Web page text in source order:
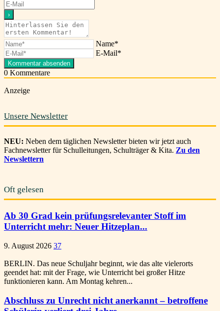
Name*
E-Mail*
0 Kommentare
Anzeige
Unsere Newsletter
NEU: Neben dem täglichen Newsletter bieten wir jetzt auch
Fachnewsletter für Schulleitungen, Schulträger & Kita. Zu den
Newslettern
Oft gelesen
Ab 30 Grad kein prüfungsrelevanter Stoff im
Unterricht mehr: Neuer Hitzeplan...
9. August 2026 37
BERLIN. Das neue Schuljahr beginnt, wie das alte vielerorts
geendet hat: mit der Frage, wie Unterricht bei großer Hitze
funktionieren kann. Am Montag kehren...
Abschluss zu Unrecht nicht anerkannt – betroffene